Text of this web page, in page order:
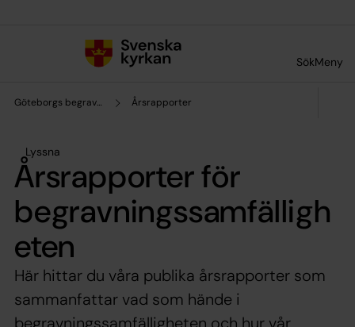
SökMeny
Göteborgs begravningssamfällighet Årsrapporter
Lyssna
Årsrapporter för
begravningssamfälligh
eten
Här hittar du våra publika årsrapporter som
sammanfattar vad som hände i